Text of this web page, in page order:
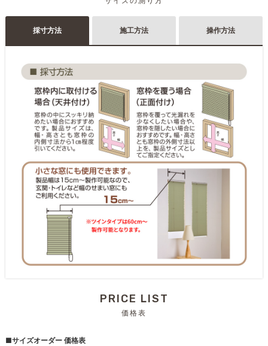
採寸方法 施工方法 操作方法
PRICE LIST
価格表
■サイズオーダー 価格表